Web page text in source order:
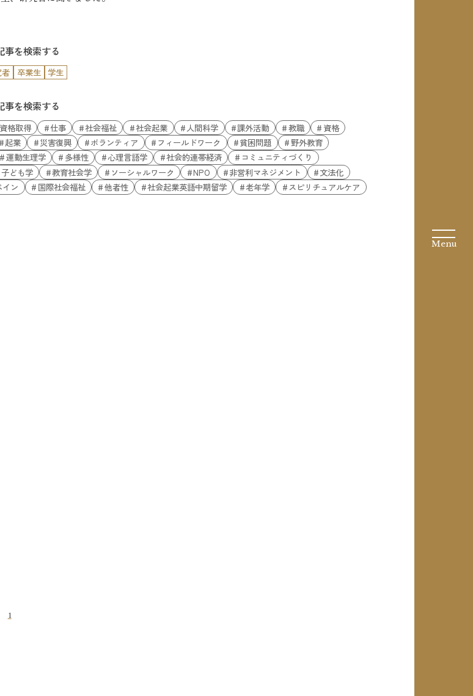
事を検索する
卒業生 学生
事を検索する
格取得 仕事 社会福祉 社会起業 人間科学 課外活動 教職
資格
起業 災害復興 ボランティア フィールドワーク 貧困問題
野外教育
運動生理学 多様性 心理言語学 社会的連帯経済
コミュニティづくり
子ども学 教育社会学 ソーシャルワーク NPO 非営利マネジメント
文法化
ン 国際社会福祉 他者性 社会起業英語中期留学 老年学
スピリチュアルケア
1